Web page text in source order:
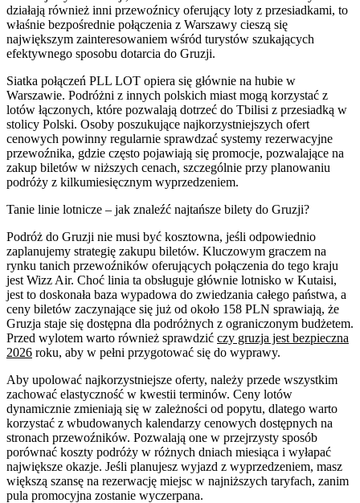
działają również inni przewoźnicy oferujący loty z przesiadkami, to
właśnie bezpośrednie połączenia z Warszawy cieszą się
największym zainteresowaniem wśród turystów szukających
efektywnego sposobu dotarcia do Gruzji.
Siatka połączeń PLL LOT opiera się głównie na hubie w
Warszawie. Podróżni z innych polskich miast mogą korzystać z
lotów łączonych, które pozwalają dotrzeć do Tbilisi z przesiadką w
stolicy Polski. Osoby poszukujące najkorzystniejszych ofert
cenowych powinny regularnie sprawdzać systemy rezerwacyjne
przewoźnika, gdzie często pojawiają się promocje, pozwalające na
zakup biletów w niższych cenach, szczególnie przy planowaniu
podróży z kilkumiesięcznym wyprzedzeniem.
Tanie linie lotnicze – jak znaleźć najtańsze bilety do Gruzji?
Podróż do Gruzji nie musi być kosztowna, jeśli odpowiednio
zaplanujemy strategię zakupu biletów. Kluczowym graczem na
rynku tanich przewoźników oferujących połączenia do tego kraju
jest Wizz Air. Choć linia ta obsługuje głównie lotnisko w Kutaisi,
jest to doskonała baza wypadowa do zwiedzania całego państwa, a
ceny biletów zaczynające się już od około 158 PLN sprawiają, że
Gruzja staje się dostępna dla podróżnych z ograniczonym budżetem.
Przed wylotem warto również sprawdzić czy gruzja jest bezpieczna
2026 roku, aby w pełni przygotować się do wyprawy.
Aby upolować najkorzystniejsze oferty, należy przede wszystkim
zachować elastyczność w kwestii terminów. Ceny lotów
dynamicznie zmieniają się w zależności od popytu, dlatego warto
korzystać z wbudowanych kalendarzy cenowych dostępnych na
stronach przewoźników. Pozwalają one w przejrzysty sposób
porównać koszty podróży w różnych dniach miesiąca i wyłapać
największe okazje. Jeśli planujesz wyjazd z wyprzedzeniem, masz
większą szansę na rezerwację miejsc w najniższych taryfach, zanim
pula promocyjna zostanie wyczerpana.